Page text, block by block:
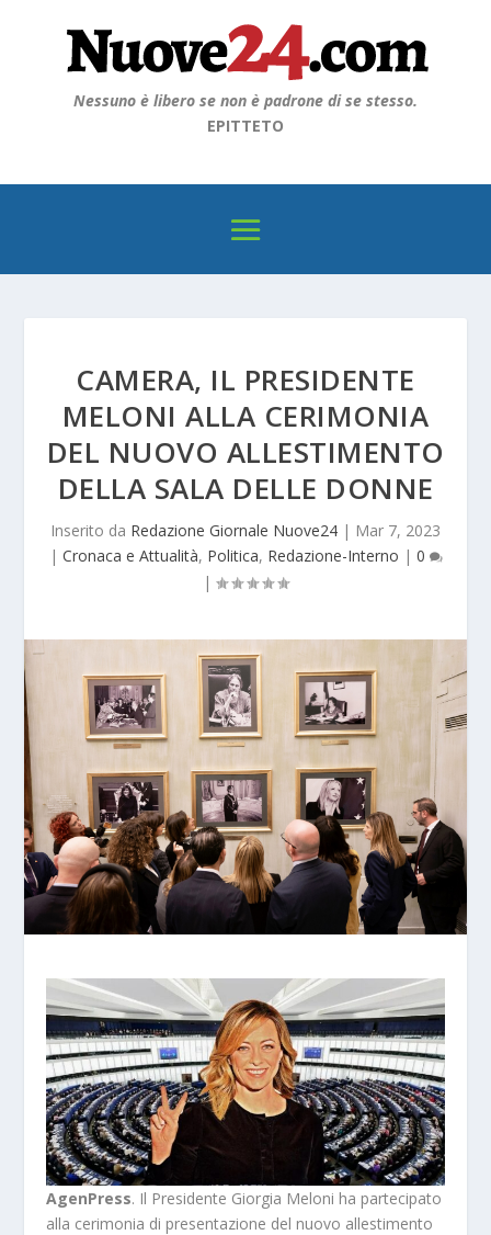
Nessuno è libero se non è padrone di se stesso.
EPITTETO
CAMERA, IL PRESIDENTE
MELONI ALLA CERIMONIA
DEL NUOVO ALLESTIMENTO
DELLA SALA DELLE DONNE
Inserito da Redazione Giornale Nuove24 | Mar 7, 2023
| Cronaca e Attualità, Politica, Redazione-Interno | 0
|
AgenPress. Il Presidente Giorgia Meloni ha partecipato
alla cerimonia di presentazione del nuovo allestimento